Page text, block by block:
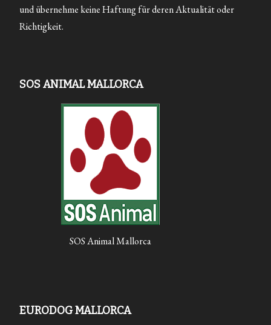
und übernehme keine Haftung für deren Aktualität oder
Richtigkeit.
SOS ANIMAL MALLORCA
SOS Animal Mallorca
EURODOG MALLORCA